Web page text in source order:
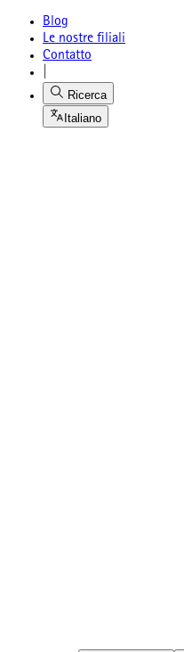
Blog
Le nostre filiali
Contatto
Ricerca
Italiano